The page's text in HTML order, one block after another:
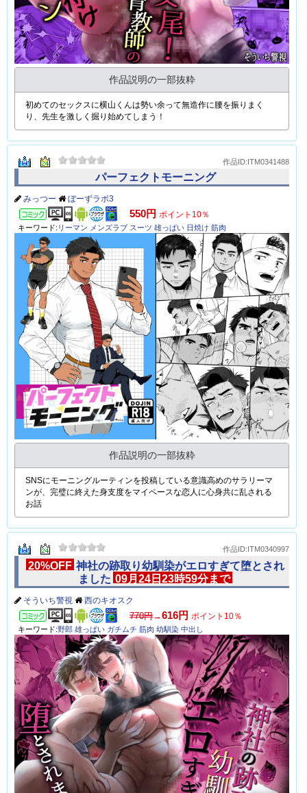
作品説明の一部抜粋
初めてのセックスに横山くんは勢い余って無造作に腰を振りまく
り、先生を激しく掘り始めてしまう！
作品ID:ITM0341488
パーフェクトモーニング
みっつー ぼーずラボ3
コミック 550円 ポイント10％
キーワード: リーマン メンズラブ スーツ 雄っぱい 日焼け 筋肉
作品説明の一部抜粋
SNSにモーニングルーティンを投稿している意識高めのサラリーマ
ンが、完璧に終えた身支度をマイペースな恋人に心身共に乱される
お話
作品ID:ITM0340997
20%OFF 神社の跡取り幼馴染がエロすぎて堕とされ
ました 09月24日23時59分まで
そういち警視 西のキオスク
コミック 770円→616円 ポイント10％
キーワード:野郎 雄っぱい ガチムチ 筋肉 幼馴染 中出し